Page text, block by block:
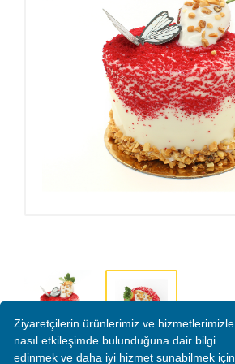
Ziyaretçilerin ürünlerimiz ve hizmetlerimizle
nasıl etkileşimde bulunduğuna dair bilgi
edinmek ve daha iyi hizmet sunabilmek için